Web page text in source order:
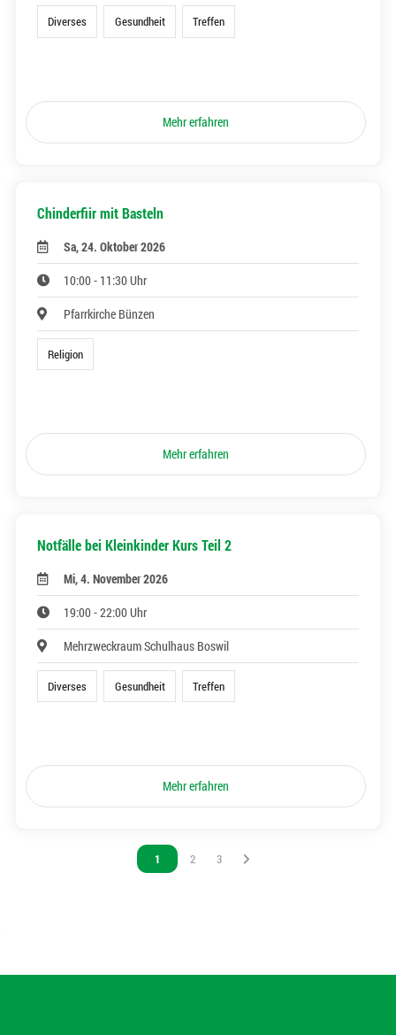
Diverses Gesundheit Treffen
Mehr erfahren
Chinderfiir mit Basteln
Sa, 24. Oktober 2026
10:00 - 11:30 Uhr
Pfarrkirche Bünzen
Religion
Mehr erfahren
Notfälle bei Kleinkinder Kurs Teil 2
Mi, 4. November 2026
19:00 - 22:00 Uhr
Mehrzweckraum Schulhaus Boswil
Diverses Gesundheit Treffen
Mehr erfahren
Vous êtes sur la page
1 Vous êtes sur la page
2 Vous êtes sur la page
3